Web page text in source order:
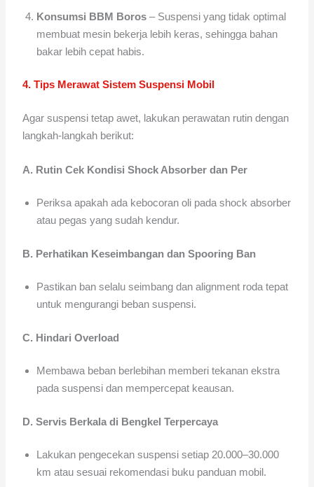
Konsumsi BBM Boros – Suspensi yang tidak optimal
membuat mesin bekerja lebih keras, sehingga bahan
bakar lebih cepat habis.
4. Tips Merawat Sistem Suspensi Mobil
Agar suspensi tetap awet, lakukan perawatan rutin dengan
langkah-langkah berikut:
A. Rutin Cek Kondisi Shock Absorber dan Per
Periksa apakah ada kebocoran oli pada shock absorber
atau pegas yang sudah kendur.
B. Perhatikan Keseimbangan dan Spooring Ban
Pastikan ban selalu seimbang dan alignment roda tepat
untuk mengurangi beban suspensi.
C. Hindari Overload
Membawa beban berlebihan memberi tekanan ekstra
pada suspensi dan mempercepat keausan.
D. Servis Berkala di Bengkel Terpercaya
Lakukan pengecekan suspensi setiap 20.000–30.000
km atau sesuai rekomendasi buku panduan mobil.